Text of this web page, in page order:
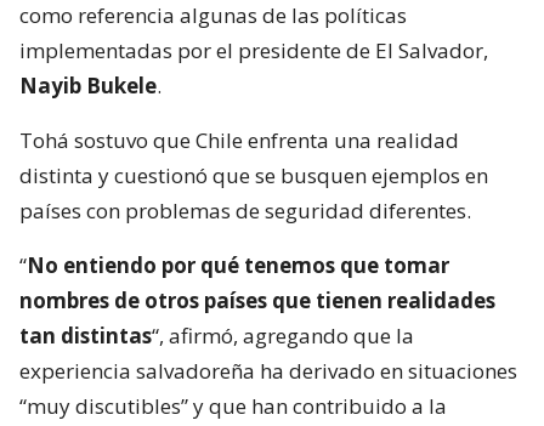
como referencia algunas de las políticas
implementadas por el presidente de El Salvador,
Nayib Bukele.
Tohá sostuvo que Chile enfrenta una realidad
distinta y cuestionó que se busquen ejemplos en
países con problemas de seguridad diferentes.
“No entiendo por qué tenemos que tomar
nombres de otros países que tienen realidades
tan distintas“, afirmó, agregando que la
experiencia salvadoreña ha derivado en situaciones
“muy discutibles” y que han contribuido a la